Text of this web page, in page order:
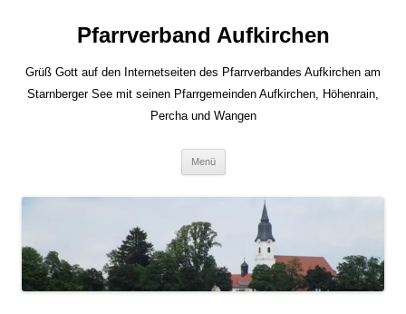
Pfarrverband Aufkirchen
Grüß Gott auf den Internetseiten des Pfarrverbandes Aufkirchen am
Starnberger See mit seinen Pfarrgemeinden Aufkirchen, Höhenrain,
Percha und Wangen
Menü